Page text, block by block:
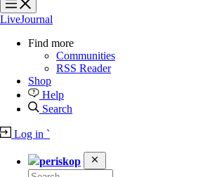
?
?
LiveJournal
Find more
Communities
RSS Reader
Shop
Help
Search
Log in `
periskop